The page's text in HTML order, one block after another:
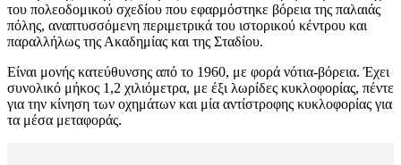
του πολεοδομικού σχεδίου που εφαρμόστηκε βόρεια της παλαιάς
πόλης, αναπτυσσόμενη περιμετρικά του ιστορικού κέντρου και
παραλλήλως της Ακαδημίας και της Σταδίου.
Είναι μονής κατεύθυνσης από το 1960, με φορά νότια-βόρεια. Έχει
συνολικό μήκος 1,2 χιλιόμετρα, με έξι λωρίδες κυκλοφορίας, πέντε
για την κίνηση των οχημάτων και μία αντίστροφης κυκλοφορίας για
τα μέσα μεταφοράς.